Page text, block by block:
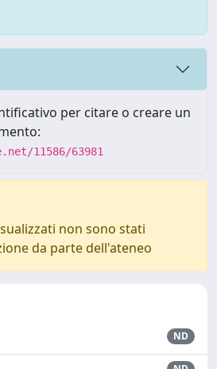
per citare o creare un
11586/63981
non sono stati
da parte dell'ateneo
ND